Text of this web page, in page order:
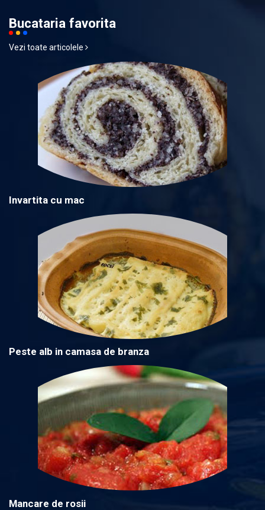
Bucataria favorita
Vezi toate articolele
Invartita cu mac
Peste alb in camasa de branza
Mancare de rosii